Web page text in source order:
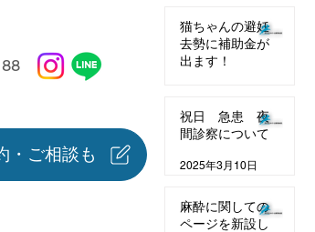
・ご相談も
猫ちゃんの避妊
去勢に補助金が
出ます！
祝日 急患 夜
間診察について
2025年3月10日
麻酔に関しての
ページを新設し